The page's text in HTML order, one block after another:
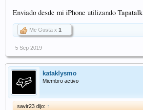
Enviado desde mi iPhone utilizando Tapatalk
Me Gusta x 1
5 Sep 2019
kataklysmo
Miembro activo
savir23 dijo: ↑